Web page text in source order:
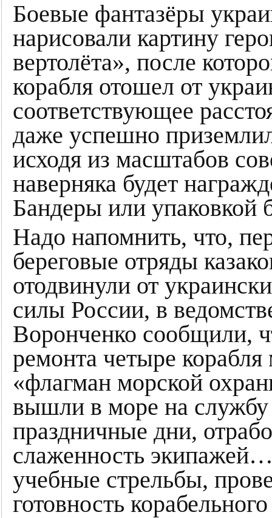
Боевые фантазёры
нарисовали картину
вертолёта», после
корабля отошел от
соответствующее
даже успешно
исходя из масштабов
наверняка будет
Бандеры или упаковкой
Надо напомнить, что,
береговые отряды
отодвинули от
силы России, в
Воронченко сообщили,
ремонта четыре
«флагман морской
вышли в море на
праздничные дни,
слаженность
учебные стрельбы,
готовность